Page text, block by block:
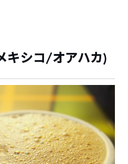
キシコ/オアハカ)